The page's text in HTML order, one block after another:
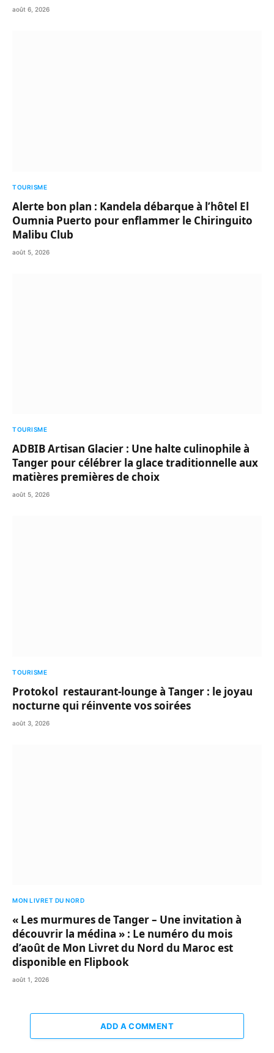
août 6, 2026
TOURISME
Alerte bon plan : Kandela débarque à l’hôtel El
Oumnia Puerto pour enflammer le Chiringuito
Malibu Club
août 5, 2026
TOURISME
ADBIB Artisan Glacier : Une halte culinophile à
Tanger pour célébrer la glace traditionnelle aux
matières premières de choix
août 5, 2026
TOURISME
Protokol restaurant-lounge à Tanger : le joyau
nocturne qui réinvente vos soirées
août 3, 2026
MON LIVRET DU NORD
« Les murmures de Tanger – Une invitation à
découvrir la médina » : Le numéro du mois
d’août de Mon Livret du Nord du Maroc est
disponible en Flipbook
août 1, 2026
ADD A COMMENT